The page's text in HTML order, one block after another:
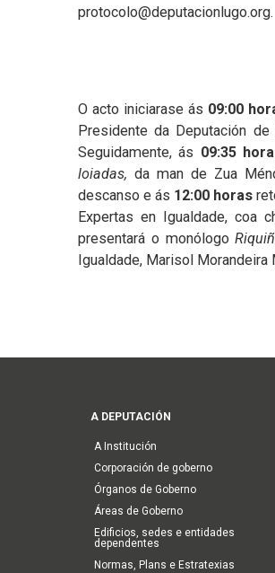
protocolo@deputacionlugo.org.
O acto iniciarase ás 09:00
Presidente da Deputación
Seguidamente, ás 09:35
loiadas, da man de Zua
descanso e ás 12:00 horas
Expertas en Igualdade, coa
presentará o monólogo
Igualdade, Marisol Morandeira
Main
navigation
A DEPUTACIÓN
A Institución
Corporación de goberno
Órganos de Goberno
Áreas de Goberno
Edificios, sedes e entidades
dependentes
Normas, Plans e Estratexias